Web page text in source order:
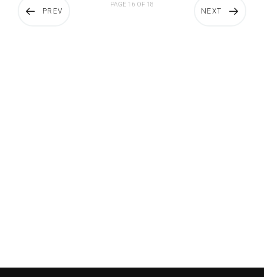
PREV NEXT
PAGE 16 OF 18